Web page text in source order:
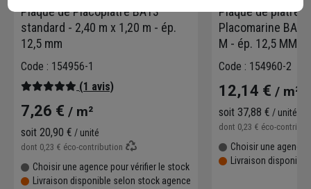
Plaque de Placoplatre BA13
standard - 2,40 m x 1,20 m - ép.
12,5 mm
Code : 154956-1
(1 avis)
7,26 € / m²
soit 20,90 € / unité
dont 0,23 € éco-contribution
Choisir une agence pour vérifier le stock
Livraison disponible selon stock agence
Plaque de plâtre
Placomarine
M - ép. 12,5 MM
Code : 154960-2
12,14 € / m²
soit37,88 € / unité
dont 0,23 € éco-
Choisir une agence
Livraison